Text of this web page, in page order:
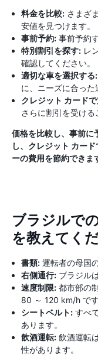
料金を比較: さまざ
安値を見つけます。
事前予約: 事前予約
特別割引を探す: レ
確認してください。
適切な車を選択する:
に、ニーズに合った
クレジット カード
さらに割引を受ける
価格を比較し、事前に
し、クレジット カー
ーの費用を節約できま
ブラジルで
を教えてくだ
書類: 運転者の母国
右側通行: ブラジル
速度制限: 都市部の
80 ～ 120 km/h です
シートベルト: すべ
あります。
飲酒運転: 飲酒運転
性があります。